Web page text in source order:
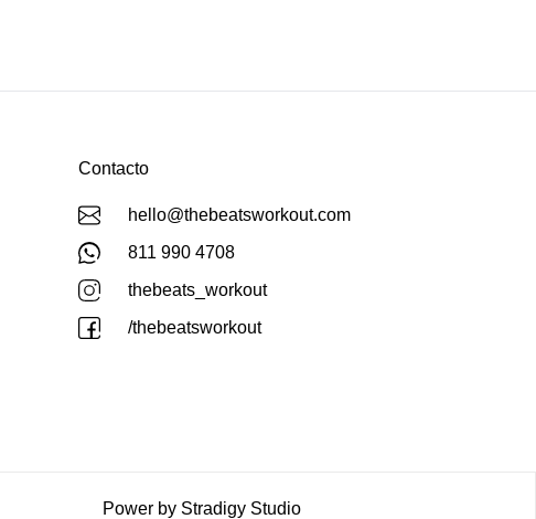
Contacto
hello@thebeatsworkout.com
811 990 4708
thebeats_workout
/thebeatsworkout
Power by Stradigy Studio